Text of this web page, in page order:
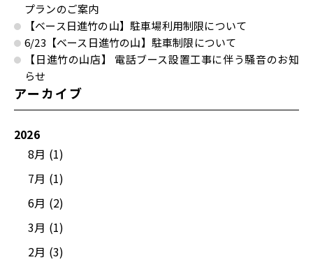
プランのご案内
【ベース日進竹の山】駐車場利用制限について
6/23【ベース日進竹の山】駐車制限について
【日進竹の山店】 電話ブース設置工事に伴う騒音のお知
らせ
アーカイブ
2026
8月 (1)
7月 (1)
6月 (2)
3月 (1)
2月 (3)